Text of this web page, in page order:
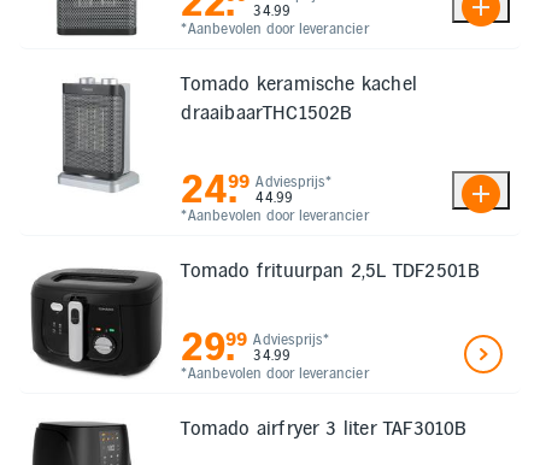
34.99
*Aanbevolen door leverancier
Tomado keramische kachel
draaibaarTHC1502B
Adviesprijs*
44.99
*Aanbevolen door leverancier
24.
99
Tomado frituurpan 2,5L TDF2501B
Adviesprijs*
34.99
*Aanbevolen door leverancier
29.
99
Tomado airfryer 3 liter TAF3010B